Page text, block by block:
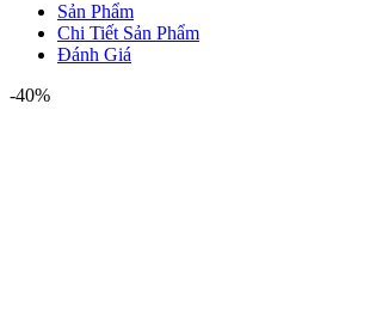
Sản Phẩm
Chi Tiết Sản Phẩm
Đánh Giá
-40%